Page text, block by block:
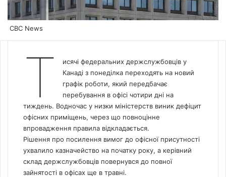
CBC News
Т
исячі федеральних держслужбовців у
Канаді з понеділка переходять на новий
графік роботи, який передбачає
перебування в офісі чотири дні на
тиждень. Водночас у низки міністерств виник дефіцит
офісних приміщень, через що повноцінне
впровадження правила відкладається.
Рішення про посилення вимог до офісної присутності
ухвалило казначейство на початку року, а керівний
склад держслужбовців повернувся до повної
зайнятості в офісах ще в травні.